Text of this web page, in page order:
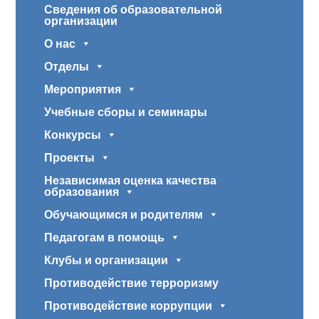
Сведения об образовательной
организации
О нас
Отделы
Мероприятия
Учебные сборы и семинары
Конкурсы
Проекты
Независимая оценка качества
образования
Обучающимся и родителям
Педагогам в помощь
Клубы и организации
Противодействие терроризму
Противодействие коррупции